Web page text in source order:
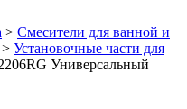
> Смесители для ванной и
> Установочные части для
Универсальный